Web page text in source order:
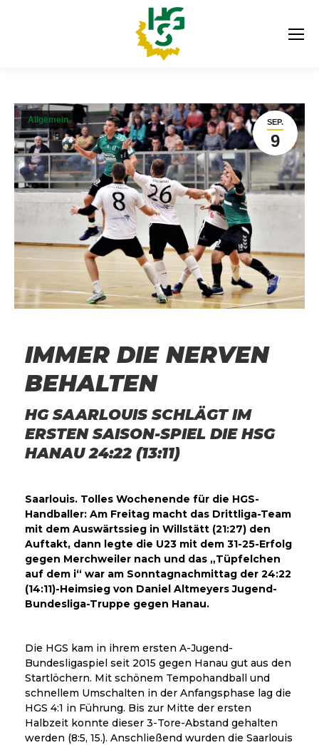
SEP.
9
Allgemein
IMMER DIE NERVEN
BEHALTEN
HG SAARLOUIS SCHLÄGT IM
ERSTEN SAISON-SPIEL DIE HSG
HANAU 24:22 (13:11)
Saarlouis. Tolles Wochenende für die HGS-
Handballer: Am Freitag macht das Drittliga-Team
mit dem Auswärtssieg in Willstätt (21:27) den
Auftakt, dann legte die U23 mit dem 31-25-Erfolg
gegen Merchweiler nach und das „Tüpfelchen
auf dem i“ war am Sonntagnachmittag der 24:22
(14:11)-Heimsieg von Daniel Altmeyers Jugend-
Bundesliga-Truppe gegen Hanau.
Die HGS kam in ihrem ersten A-Jugend-
Bundesligaspiel seit 2015 gegen Hanau gut aus den
Startlöchern. Mit schönem Tempohandball und
schnellem Umschalten in der Anfangsphase lag die
HGS 4:1 in Führung. Bis zur Mitte der ersten
Halbzeit konnte dieser 3-Tore-Abstand gehalten
werden (8:5, 15.). Anschließend wurden die Saarlouis